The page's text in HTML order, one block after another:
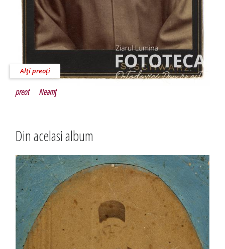
Alţi preoţi
preot Neamţ
Din acelasi album